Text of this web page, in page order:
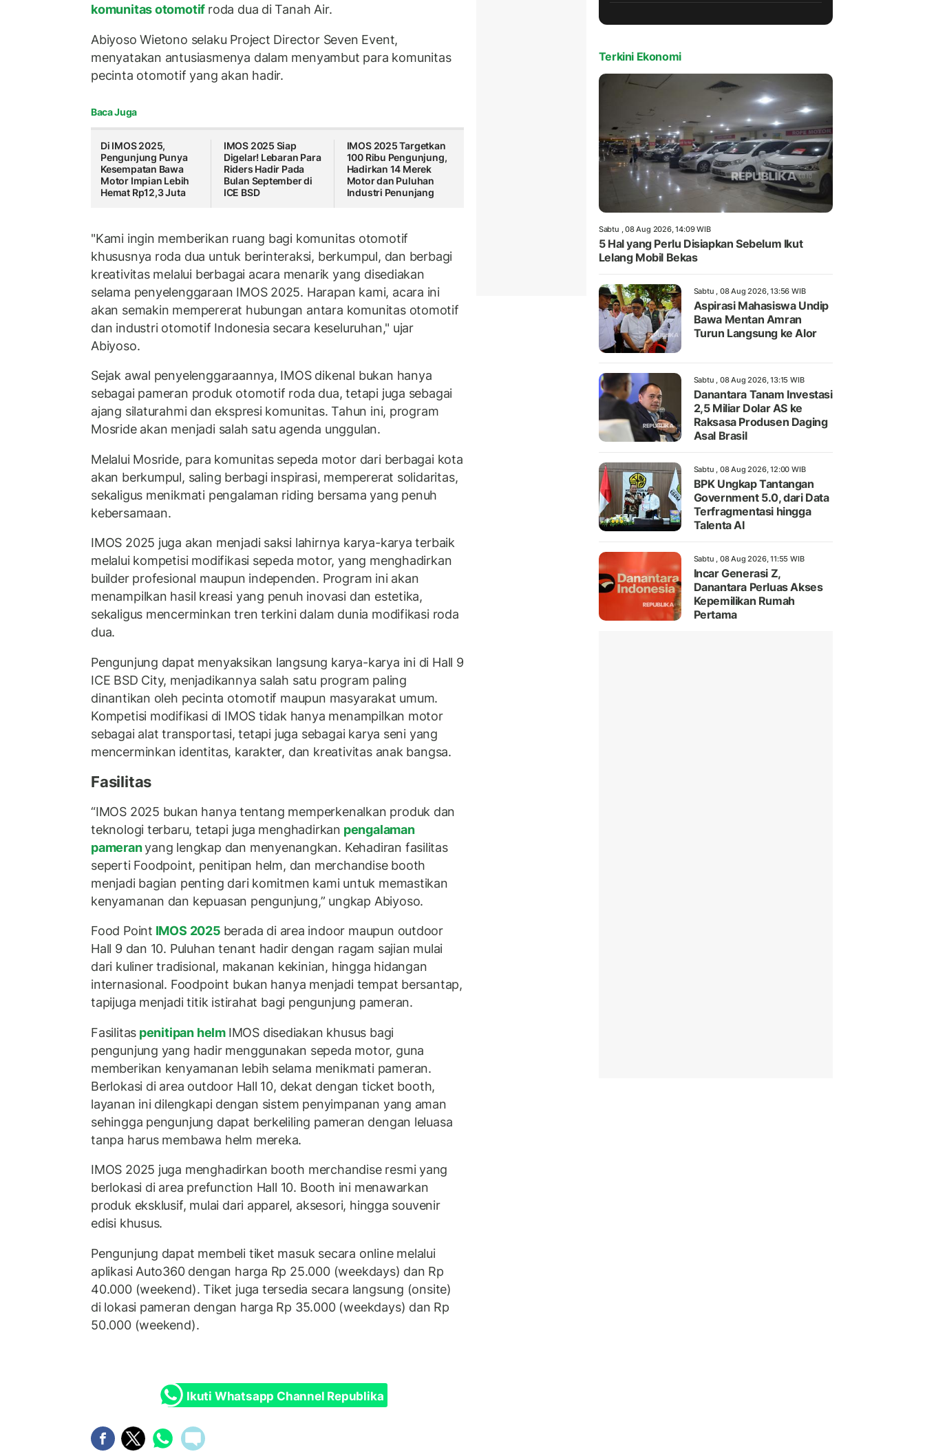
komunitas otomotif roda dua di Tanah Air.
Abiyoso Wietono selaku Project Director Seven Event,
menyatakan antusiasmenya dalam menyambut para komunitas
pecinta otomotif yang akan hadir.
Baca Juga
Di IMOS 2025,
Pengunjung Punya
Kesempatan Bawa
Motor Impian Lebih
Hemat Rp12,3 Juta
IMOS 2025 Siap
Digelar! Lebaran Para
Riders Hadir Pada
Bulan September di
ICE BSD
IMOS 2025 Targetkan
100 Ribu Pengunjung,
Hadirkan 14 Merek
Motor dan Puluhan
Industri Penunjang
"Kami ingin memberikan ruang bagi komunitas otomotif
khususnya roda dua untuk berinteraksi, berkumpul, dan berbagi
kreativitas melalui berbagai acara menarik yang disediakan
selama penyelenggaraan IMOS 2025. Harapan kami, acara ini
akan semakin mempererat hubungan antara komunitas otomotif
dan industri otomotif Indonesia secara keseluruhan," ujar
Abiyoso.
Sejak awal penyelenggaraannya, IMOS dikenal bukan hanya
sebagai pameran produk otomotif roda dua, tetapi juga sebagai
ajang silaturahmi dan ekspresi komunitas. Tahun ini, program
Mosride akan menjadi salah satu agenda unggulan.
Melalui Mosride, para komunitas sepeda motor dari berbagai kota
akan berkumpul, saling berbagi inspirasi, mempererat solidaritas,
sekaligus menikmati pengalaman riding bersama yang penuh
kebersamaan.
IMOS 2025 juga akan menjadi saksi lahirnya karya-karya terbaik
melalui kompetisi modifikasi sepeda motor, yang menghadirkan
builder profesional maupun independen. Program ini akan
menampilkan hasil kreasi yang penuh inovasi dan estetika,
sekaligus mencerminkan tren terkini dalam dunia modifikasi roda
dua.
Pengunjung dapat menyaksikan langsung karya-karya ini di Hall 9
ICE BSD City, menjadikannya salah satu program paling
dinantikan oleh pecinta otomotif maupun masyarakat umum.
Kompetisi modifikasi di IMOS tidak hanya menampilkan motor
sebagai alat transportasi, tetapi juga sebagai karya seni yang
mencerminkan identitas, karakter, dan kreativitas anak bangsa.
Fasilitas
“IMOS 2025 bukan hanya tentang memperkenalkan produk dan
teknologi terbaru, tetapi juga menghadirkan pengalaman
pameranyang lengkap dan menyenangkan. Kehadiran fasilitas
seperti Foodpoint, penitipan helm, dan merchandise booth
menjadi bagian penting dari komitmen kami untuk memastikan
kenyamanan dan kepuasan pengunjung,” ungkap Abiyoso.
Food Point IMOS 2025 berada di area indoor maupun outdoor
Hall 9 dan 10. Puluhan tenant hadir dengan ragam sajian mulai
dari kuliner tradisional, makanan kekinian, hingga hidangan
internasional. Foodpoint bukan hanya menjadi tempat bersantap,
tapijuga menjadi titik istirahat bagi pengunjung pameran.
Fasilitas penitipan helm IMOS disediakan khusus bagi
pengunjung yang hadir menggunakan sepeda motor, guna
memberikan kenyamanan lebih selama menikmati pameran.
Berlokasi di area outdoor Hall 10, dekat dengan ticket booth,
layanan ini dilengkapi dengan sistem penyimpanan yang aman
sehingga pengunjung dapat berkeliling pameran dengan leluasa
tanpa harus membawa helm mereka.
IMOS 2025 juga menghadirkan booth merchandise resmi yang
berlokasi di area prefunction Hall 10. Booth ini menawarkan
produk eksklusif, mulai dari apparel, aksesori, hingga souvenir
edisi khusus.
Pengunjung dapat membeli tiket masuk secara online melalui
aplikasi Auto360 dengan harga Rp 25.000 (weekdays) dan Rp
40.000 (weekend). Tiket juga tersedia secara langsung (onsite)
di lokasi pameran dengan harga Rp 35.000 (weekdays) dan Rp
50.000 (weekend).
Ikuti Whatsapp Channel Republika
Terkini Ekonomi
Sabtu , 08 Aug 2026, 14:09 WIB
5 Hal yang Perlu Disiapkan Sebelum Ikut
Lelang Mobil Bekas
Sabtu , 08 Aug 2026, 13:56 WIB
Aspirasi Mahasiswa Undip
Bawa Mentan Amran
Turun Langsung ke Alor
Sabtu , 08 Aug 2026, 13:15 WIB
Danantara Tanam Investasi
2,5 Miliar Dolar AS ke
Raksasa Produsen Daging
Asal Brasil
Sabtu , 08 Aug 2026, 12:00 WIB
BPK Ungkap Tantangan
Government 5.0, dari Data
Terfragmentasi hingga
Talenta AI
Sabtu , 08 Aug 2026, 11:55 WIB
Incar Generasi Z,
Danantara Perluas Akses
Kepemilikan Rumah
Pertama